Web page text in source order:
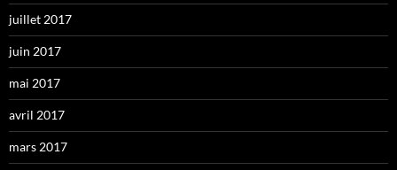
juillet 2017
juin 2017
mai 2017
avril 2017
mars 2017